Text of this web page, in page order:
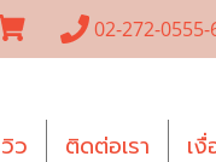
02-272-0555-
ว ติดต่อเรา เ